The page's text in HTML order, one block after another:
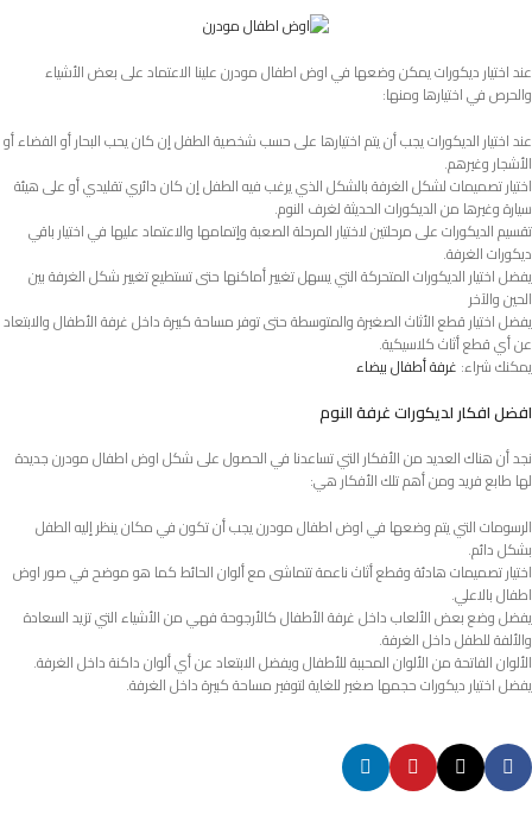
عند اختيار ديكورات يمكن وضعها في اوض اطفال مودرن علينا الاعتماد على بعض الأشياء
والحرص في اختيارها ومنها:
عند اختيار الديكورات يجب أن يتم اختيارها على حسب شخصية الطفل إن كان يحب البحار أو الفضاء أو
الأشجار وغيرهم.
اختيار تصميمات لشكل الغرفة بالشكل الذي يرغب فيه الطفل إن كان دائري تقليدي أو على هيئة
سيارة وغيرها من الديكورات الحديثة لغرف النوم.
تقسيم الديكورات على مرحلتين لاختيار المرحلة الصعبة وإتمامها والاعتماد عليها في اختيار باقي
ديكورات الغرفة.
يفضل اختيار الديكورات المتحركة التي يسهل تغيير أماكنها حتى تستطيع تغيير شكل الغرفة بين
الحين والآخر
يفضل اختيار قطع الأثاث الصغيرة والمتوسطة حتى توفر مساحة كبيرة داخل غرفة الأطفال والابتعاد
عن أي قطع أثاث كلاسيكية.
يمكنك شراء: غرفة أطفال بيضاء
افضل افكار لديكورات غرفة النوم
نجد أن هناك العديد من الأفكار التي تساعدنا في الحصول على شكل اوض اطفال مودرن جديدة
لها طابع فريد ومن أهم تلك الأفكار هي:
الرسومات التي يتم وضعها في اوض اطفال مودرن يجب أن تكون في مكان ينظر إليه الطفل
بشكل دائم.
اختيار تصميمات هادئة وقطع أثاث ناعمة تتماشى مع ألوان الحائط كما هو موضح في صور اوض
اطفال بالاعلي.
يفضل وضع بعض الألعاب داخل غرفة الأطفال كالأرجوحة فهي من الأشياء التي تزيد السعادة
والألفة للطفل داخل الغرفة.
الألوان الفاتحة من الألوان المحببة للأطفال ويفضل الابتعاد عن أي ألوان داكنة داخل الغرفة.
يفضل اختيار ديكورات حجمها صغير للغاية لتوفير مساحة كبيرة داخل الغرفة.